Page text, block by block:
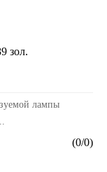
зол.
лампы
(0/0)